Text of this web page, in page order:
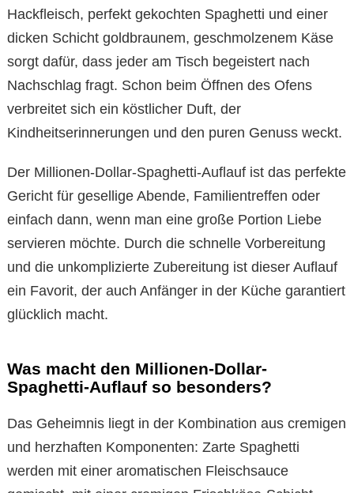
Hackfleisch, perfekt gekochten Spaghetti und einer
dicken Schicht goldbraunem, geschmolzenem Käse
sorgt dafür, dass jeder am Tisch begeistert nach
Nachschlag fragt. Schon beim Öffnen des Ofens
verbreitet sich ein köstlicher Duft, der
Kindheitserinnerungen und den puren Genuss weckt.
Der Millionen-Dollar-Spaghetti-Auflauf ist das perfekte
Gericht für gesellige Abende, Familientreffen oder
einfach dann, wenn man eine große Portion Liebe
servieren möchte. Durch die schnelle Vorbereitung
und die unkomplizierte Zubereitung ist dieser Auflauf
ein Favorit, der auch Anfänger in der Küche garantiert
glücklich macht.
Was macht den Millionen-Dollar-
Spaghetti-Auflauf so besonders?
Das Geheimnis liegt in der Kombination aus cremigen
und herzhaften Komponenten: Zarte Spaghetti
werden mit einer aromatischen Fleischsauce